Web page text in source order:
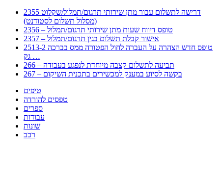
2355 דרישה לתשלום עבור מתן שירותי תרגום/תמלול/שקלוט
(מסלול תשלום לסטודנט)
2356 – טופס דיווח שעות מתן שירותי תרגום/תמלול
2357 – אישור קבלת תשלום בגין תרגום/תמלול
2513-2 טופס חדש הצהרה על העברה לחול הפטורה ממס בברכה
גק …
266 – תביעה לתשלום קצבה מיוחדת לנפגע בעבודה
267 – בקשה לסיוע במענק למכשירים בתכנית השיקום
טיפים
טפסים להורדה
ספרים
עבודות
שונות
רכב